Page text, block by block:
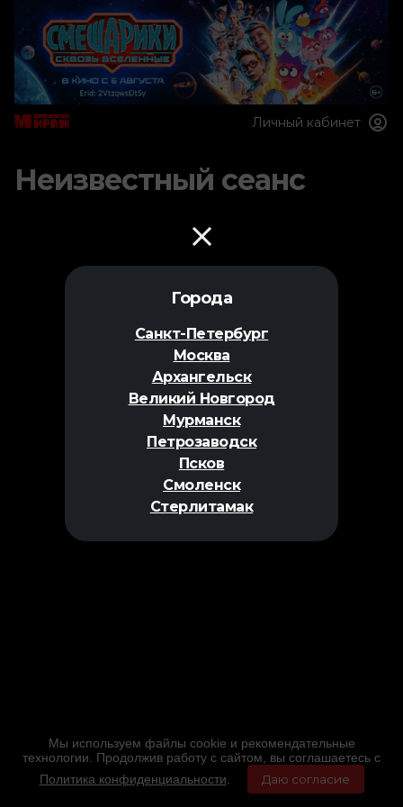
Города
Санкт-Петербург
Москва
Архангельск
Великий Новгород
Мурманск
Петрозаводск
Псков
Смоленск
Стерлитамак
Личный кабинет
Неизвестный сеанс
Мы используем файлы cookie и рекомендательные
технологии. Продолжив работу с сайтом, вы соглашаетесь с
Политика конфиденциальности
Даю согласие